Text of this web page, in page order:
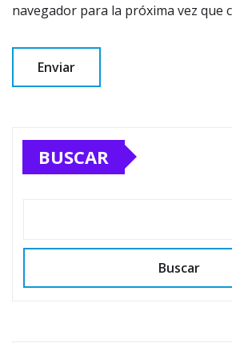
navegador para la próxima vez que
BUSCAR
Buscar